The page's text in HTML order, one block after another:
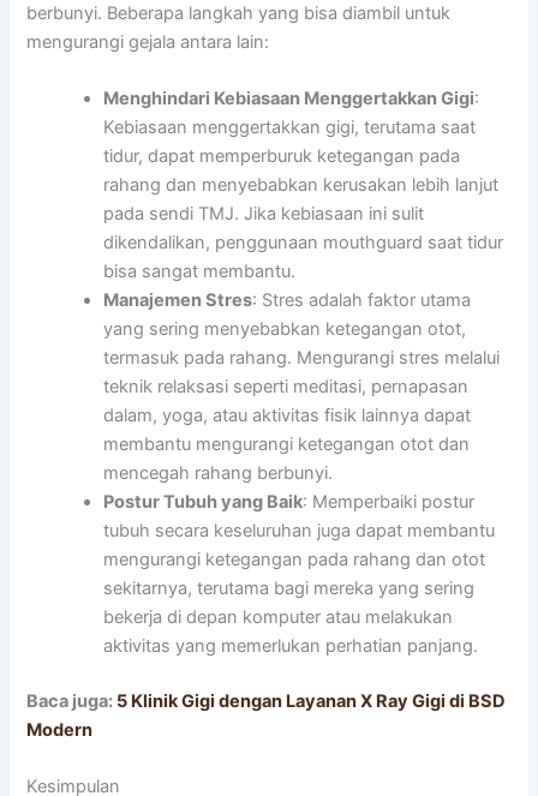
berbunyi. Beberapa langkah yang bisa diambil untuk
mengurangi gejala antara lain:
Menghindari Kebiasaan Menggertakkan Gigi:
Kebiasaan menggertakkan gigi, terutama saat
tidur, dapat memperburuk ketegangan pada
rahang dan menyebabkan kerusakan lebih lanjut
pada sendi TMJ. Jika kebiasaan ini sulit
dikendalikan, penggunaan mouthguard saat tidur
bisa sangat membantu.
Manajemen Stres: Stres adalah faktor utama
yang sering menyebabkan ketegangan otot,
termasuk pada rahang. Mengurangi stres melalui
teknik relaksasi seperti meditasi, pernapasan
dalam, yoga, atau aktivitas fisik lainnya dapat
membantu mengurangi ketegangan otot dan
mencegah rahang berbunyi.
Postur Tubuh yang Baik: Memperbaiki postur
tubuh secara keseluruhan juga dapat membantu
mengurangi ketegangan pada rahang dan otot
sekitarnya, terutama bagi mereka yang sering
bekerja di depan komputer atau melakukan
aktivitas yang memerlukan perhatian panjang.
Baca juga: 5 Klinik Gigi dengan Layanan X Ray Gigi di BSD
Modern
Kesimpulan